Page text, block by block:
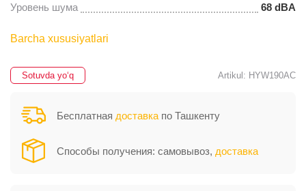
Уровень шума 68 dBA
Barcha xususiyatlari
Sotuvda yo‘q Artikul: HYW190AC
Бесплатная доставка по Ташкенту
Способы получения: самовывоз, доставка